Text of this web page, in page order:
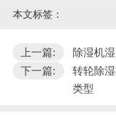
本文标签：
上一篇:
除湿机
下一篇:
转轮除
类型